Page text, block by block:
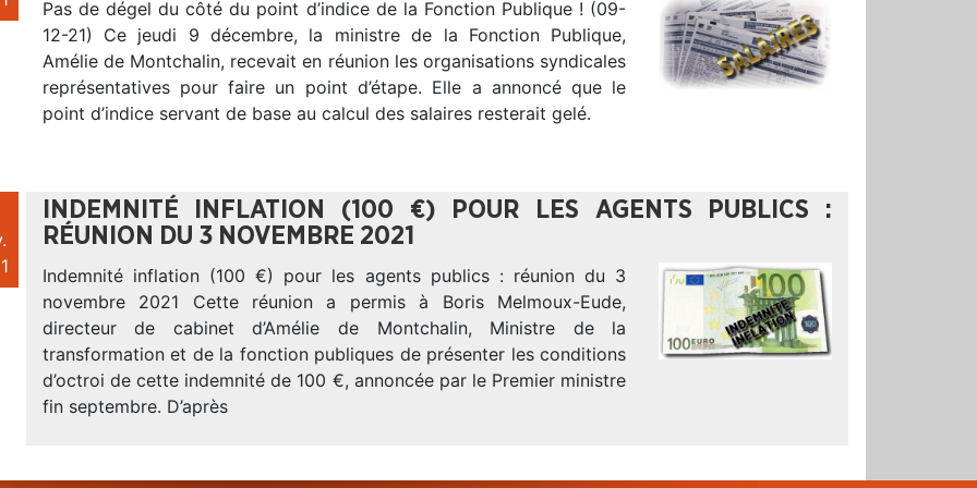
Pas de dégel du côté du point d’indice de la Fonction Publique ! (09-
12-21) Ce jeudi 9 décembre, la ministre de la Fonction Publique,
Amélie de Montchalin, recevait en réunion les organisations syndicales
représentatives pour faire un point d’étape. Elle a annoncé que le
point d’indice servant de base au calcul des salaires resterait gelé.
INDEMNITÉ INFLATION (100 €) POUR LES AGENTS PUBLICS :
RÉUNION DU 3 NOVEMBRE 2021
Indemnité inflation (100 €) pour les agents publics : réunion du 3
novembre 2021 Cette réunion a permis à Boris Melmoux-Eude,
directeur de cabinet d’Amélie de Montchalin, Ministre de la
transformation et de la fonction publiques de présenter les conditions
d’octroi de cette indemnité de 100 €, annoncée par le Premier ministre
fin septembre. D’après